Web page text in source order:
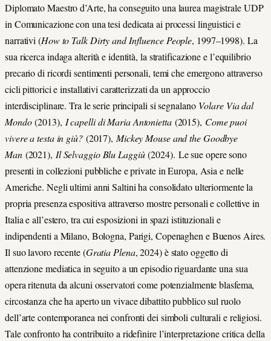
Diplomato Maestro d’Arte, ha conseguito una laurea magistrale UDP
in Comunicazione con una tesi dedicata ai processi linguistici e
narrativi (How to Talk Dirty and Influence People, 1997–1998). La
sua ricerca indaga alterità e identità, la stratificazione e l’equilibrio
precario di ricordi sentimenti personali, temi che emergono attraverso
cicli pittorici e installativi caratterizzati da un approccio
interdisciplinare. Tra le serie principali si segnalano Volare Via dal
Mondo(2013), I capelli di Maria Antonietta(2015), Come puoi
vivere a testa in giù?(2017),Mickey Mouse and the Goodbye
Man(2021), Il Selvaggio Blu Laggiù(2024). Le sue opere sono
presenti in collezioni pubbliche e private in Europa, Asia e nelle
Americhe. Negli ultimi anni Saltini ha consolidato ulteriormente la
propria presenza espositiva attraverso mostre personali e collettive in
Italia e all’estero, tra cui esposizioni in spazi istituzionali e
indipendenti a Milano, Bologna, Parigi, Copenaghen e Buenos Aires.
Il suo lavoro recente (Gratia Plena, 2024) è stato oggetto di
attenzione mediatica in seguito a un episodio riguardante una sua
opera ritenuta da alcuni osservatori come potenzialmente blasfema,
circostanza che ha aperto un vivace dibattito pubblico sul ruolo
dell’arte contemporanea nei confronti dei simboli culturali e religiosi.
Tale confronto ha contribuito a ridefinire l’interpretazione critica della